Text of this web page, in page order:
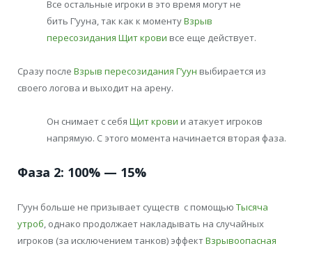
Все остальные игроки в это время могут не
бить Г’ууна, так как к моментуВзрыв
пересозидания Щит крови все еще действует.
Сразу после Взрыв пересозидания Г’уун выбирается из
своего логова и выходит на арену.
Он снимает с себя Щит крови и атакует игроков
напрямую. С этого момента начинается вторая фаза.
Фаза 2: 100% — 15%
Г’уун больше не призывает существ с помощью Тысяча
утроб, однако продолжает накладывать на случайных
игроков (за исключением танков) эффектВзрывоопасная